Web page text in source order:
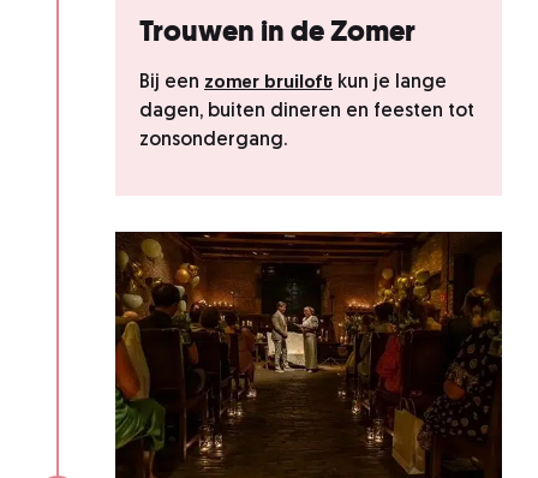
Trouwen in de Zomer
Bij een zomer bruiloft kun je lange
dagen, buiten dineren en feesten tot
zonsondergang.